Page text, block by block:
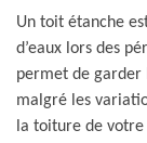
Un toit étanche
d’eaux lors des
permet de garder
malgré les
la toiture de